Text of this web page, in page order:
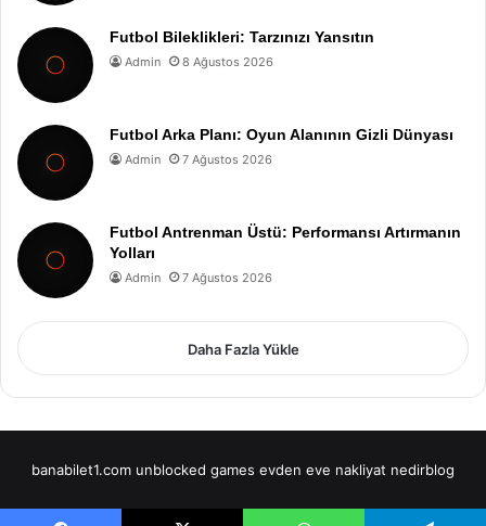
Futbol Bileklikleri: Tarzınızı Yansıtın
Admin 8 Ağustos 2026
Futbol Arka Planı: Oyun Alanının Gizli Dünyası
Admin 7 Ağustos 2026
Futbol Antrenman Üstü: Performansı Artırmanın
Yolları
Admin 7 Ağustos 2026
Daha Fazla Yükle
banabilet1.com unblocked games evden eve nakliyat nedirblog